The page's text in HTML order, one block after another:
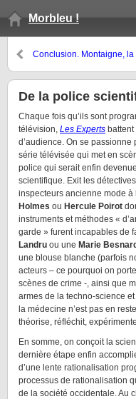
Morbleu !
Conclusion. Montaigne, la
De la police
Chaque fois qu’ils sont
télévision, Les Experts
d’audience. On se passionne
série télévisée qui met en
police qui serait enfin devenue
scientifique. Exit les
inspecteurs ancienne mode à
Holmes ou Hercule Poirot
instruments et méthodes «
garde » furent incapables de
Landru ou une Marie Besnard
une blouse blanche (parfois
acteurs – ce pourquoi on
scènes de crime -, ainsi que
armes de la techno-science
la médecine n’est pas en
théorise, réfléchit,
En somme, on conçoit la
dernière étape enfin
d’une lente rationalisation
processus de rationalisation
de la société occidentale. Au